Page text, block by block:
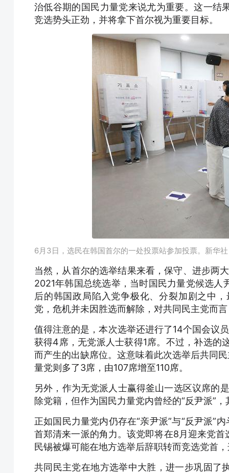
治低谷期的国民力量党来说尤为重要。这一结
竞选势头正劲，并将拿下首尔视为重要目标。
6月3日，选民在韩国首尔的一处投票站参加投票。新华社
当然，从首尔的选举结果来看，保守、进步两
2021年韩国总统选举，当时国民力量党候选
后的韩国政局陷入党争极化、分裂加剧之中
党，危机并未因胜选而解除，对共同民主党而
值得注意的是，本次选举还进行了14个国会议
获得4席，无党派人士获得1席。不过，补选的
而产生的‌出缺席位。这意味着此次选举后共同
量党则多了3席，由107席增至110席。
另外，作为无党派人士赢得釜山一选区议席的
除党籍，但作为国民力量党内曾经的“反尹派”
正如国民力量党内仍存在“亲尹派”与“反尹派”
首郑清来一派的角力。该党即将在8月迎来党
民锡被爆可能在地方选举后辞职转而竞选党首
共同民主党在地方选举中大胜，进一步巩固了